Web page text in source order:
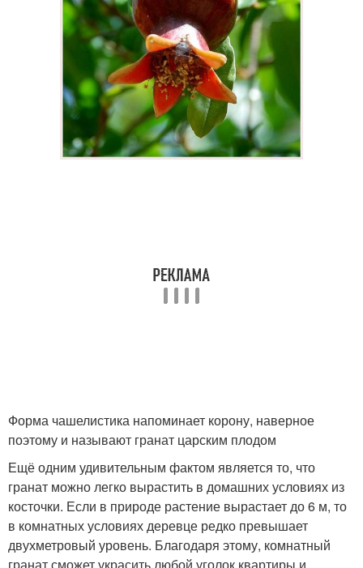
Форма чашелистика напоминает корону, наверное
поэтому и называют гранат царским плодом
Ещё одним удивительным фактом является то, что
гранат можно легко вырастить в домашних условиях из
косточки. Если в природе растение вырастает до 6 м, то
в комнатных условиях деревце редко превышает
двухметровый уровень. Благодаря этому, комнатный
гранат сможет украсить любой уголок квартиры и